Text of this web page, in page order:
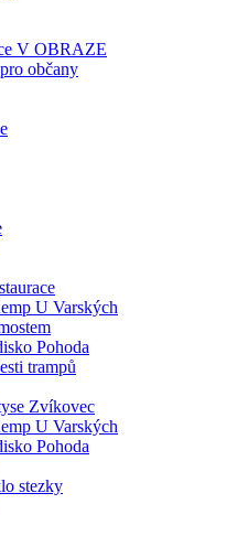
V OBRAZE
občany
U Varských
Pohoda
trampů
Zvíkovec
U Varských
Pohoda
stezky